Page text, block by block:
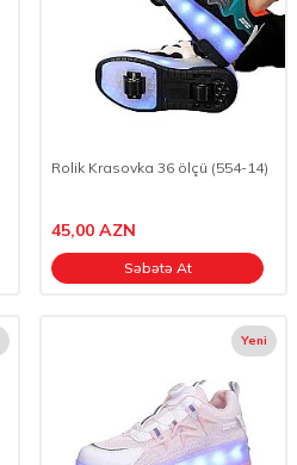
Rolik Krasovka 36 ölçü (554-14)
45,00 AZN
Səbətə At
Yeni